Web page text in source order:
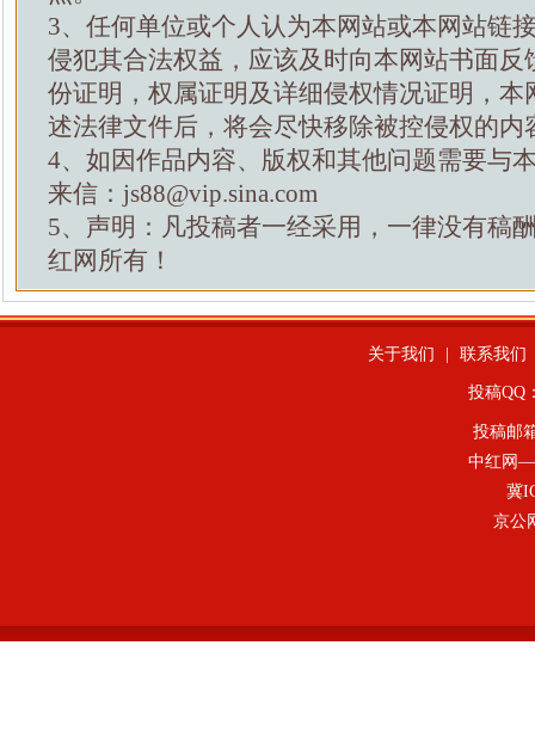
3、任何单位或个人认为本网站或本网站链
侵犯其合法权益，应该及时向本网站书面反
份证明，权属证明及详细侵权情况证明，本
述法律文件后，将会尽快移除被控侵权的内
4、如因作品内容、版权和其他问题需要与
来信：js88@vip.sina.com
5、声明：凡投稿者一经采用，一律没有稿
红网所有！
关于我们 联系我们
投稿QQ
投稿邮
中红网—
冀
京公